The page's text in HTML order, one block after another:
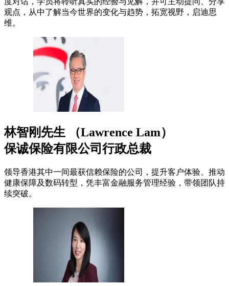
观点，从中了解当今世界的变化与趋势，拓宽视野，启迪思
维。
林智刚先生 （Lawrence Lam）
保诚保险有限公司行政总裁
领导香港其中一间最获信赖保险的公司，提升客户体验、推动
健康保障及数码转型，凭丰富金融服务管理经验，带领团队持
续突破。